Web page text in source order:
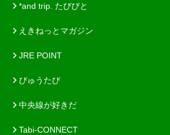
*and trip. たびびと
えきねっとマガジン
JRE POINT
びゅうたび
中央線が好きだ
Tabi-CONNECT